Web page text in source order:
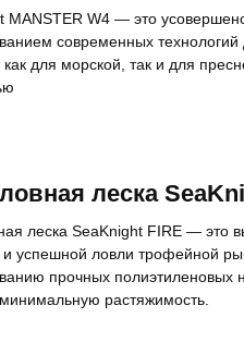
MANSTER W4 — это
современных
как для морской, так и для
леска
леска SeaKnight FIRE — это
и успешной ловли трофейной
прочных полиэтиленовых
растяжимость.